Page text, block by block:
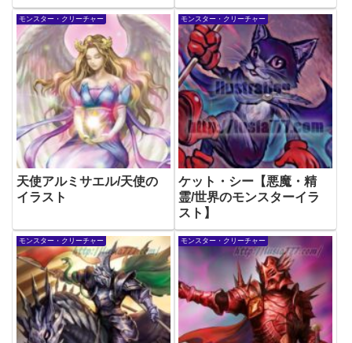
モンスター・クリーチャー
天使アルミサエル/天使の
イラスト
モンスター・クリーチャー
ケット・シー【悪魔・精
霊/世界のモンスターイラ
スト】
モンスター・クリーチャー モンスター・クリーチャー